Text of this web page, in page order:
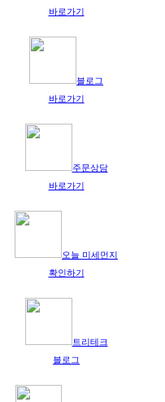
바로가기
블로그
바로가기
주문상담
바로가기
오늘 미세먼지
확인하기
트리테크
블로그